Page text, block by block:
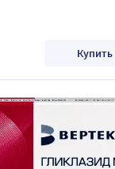
Купить